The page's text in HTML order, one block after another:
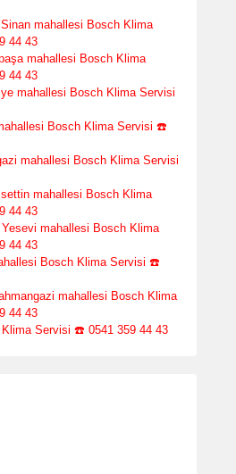
mahallesi Bosch Klima
44 43
mahallesi Bosch Klima
44 43
mahallesi Bosch Klima Servisi
Bosch Klima Servisi ☎️
mahallesi Bosch Klima Servisi
mahallesi Bosch Klima
44 43
mahallesi Bosch Klima
44 43
Bosch Klima Servisi ☎️
mahallesi Bosch Klima
44 43
Servisi ☎️ 0541 359 44 43